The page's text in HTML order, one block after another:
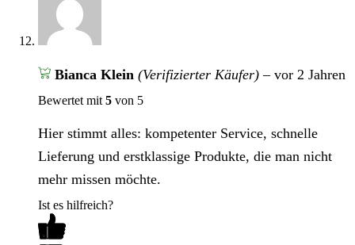
Bianca Klein (Verifizierter Käufer) – vor 2 Jahren
Bewertet mit 5 von 5
Hier stimmt alles: kompetenter Service, schnelle
Lieferung und erstklassige Produkte, die man nicht
mehr missen möchte.
Ist es hilfreich?